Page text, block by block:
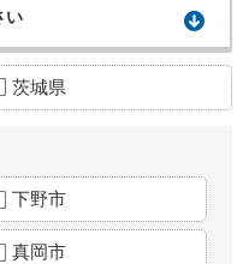
い
茨城県
下野市
真岡市